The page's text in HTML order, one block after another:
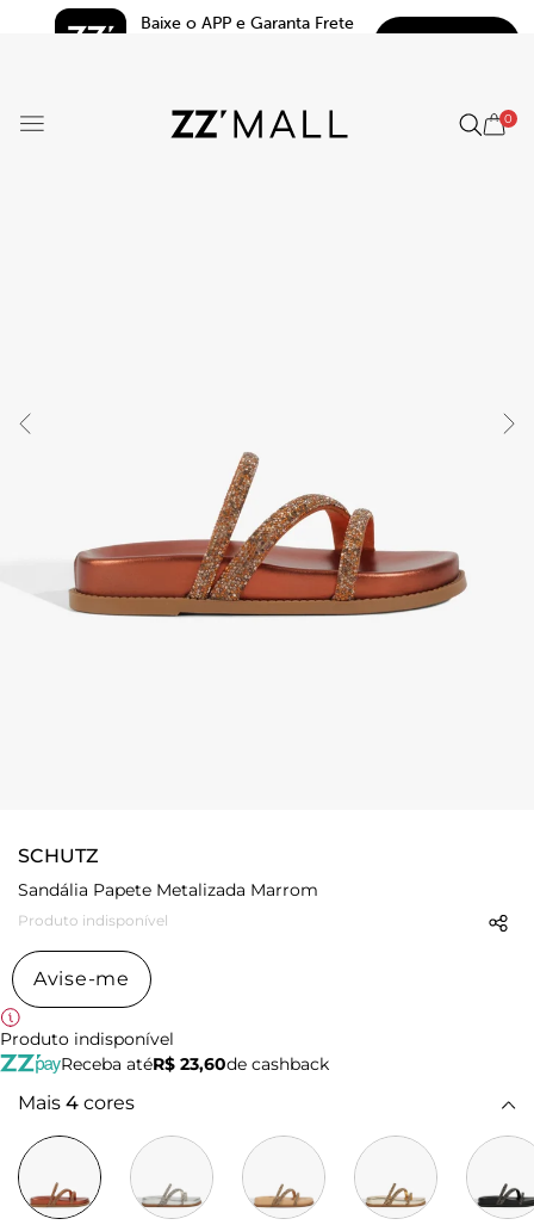
Baixe o APP e Garanta Frete
0
SCHUTZ
Sandália Papete Metalizada Marrom
Produto indisponível
Avise-me
Produto indisponível
Receba atéR$ 23,60de cashback
Mais 4 cores